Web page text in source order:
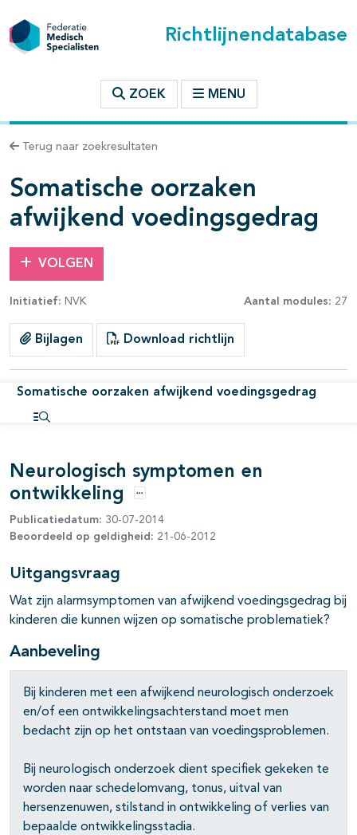
Richtlijnendatabase
ZOEK MENU
Terug naar zoekresultaten
Somatische oorzaken
afwijkend voedingsgedrag
VOLGEN
Initiatief: NVK Aantal modules: 27
Bijlagen Download richtlijn
Somatische oorzaken afwijkend voedingsgedrag
openklappen
open- en dichtklappen
open- en dichtklappen
Neurologisch symptomen en
ontwikkeling
Opties
Publicatiedatum: 30-07-2014
Beoordeeld op geldigheid: 21-06-2012
Uitgangsvraag
Wat zijn alarmsymptomen van afwijkend voedingsgedrag bij
kinderen die kunnen wijzen op somatische problematiek?
Aanbeveling
Bij kinderen met een afwijkend neurologisch onderzoek
en/of een ontwikkelingsachterstand moet men
bedacht zijn op het ontstaan van voedingsproblemen.
Bij neurologisch onderzoek dient specifiek gekeken te
worden naar schedelomvang, tonus, uitval van
hersenzenuwen, stilstand in ontwikkeling of verlies van
bepaalde ontwikkelingsstadia.